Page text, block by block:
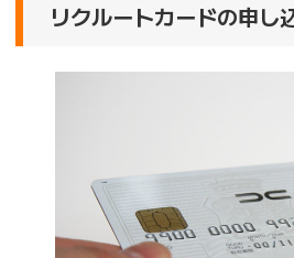
リクルートカードの申し